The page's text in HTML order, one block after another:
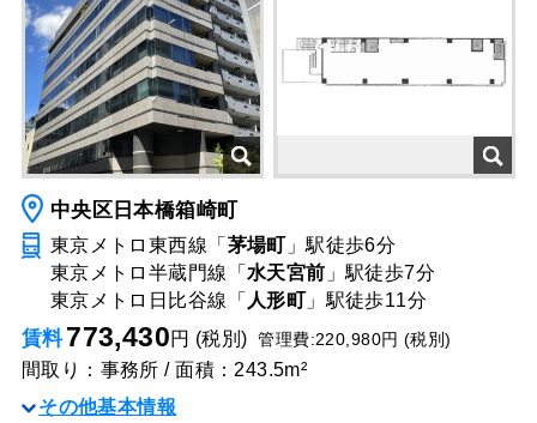
中央区日本橋箱崎町
東京メトロ東西線「 茅場町 」駅徒歩6分
東京メトロ半蔵門線「 水天宮前 」駅徒歩7分
東京メトロ日比谷線「 人形町 」駅徒歩11分
賃料773,430円 (税別)管理費:220,980円 (税別)
間取り：事務所 / 面積：243.5m²
その他基本情報